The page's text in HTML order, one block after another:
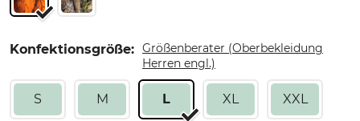
Konfektionsgröße: Größenberater (Oberbekleidung
Herren engl.)
S M L XL XXL